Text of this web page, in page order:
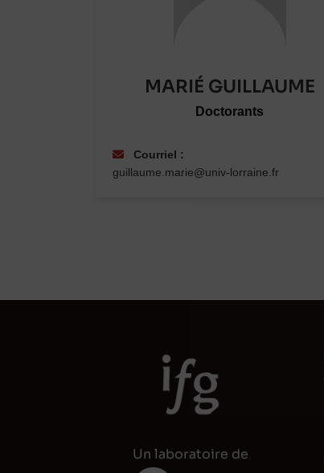
MARIÉ GUILLAUME
Doctorants
Courriel :
guillaume.marie@univ-lorraine.fr
Un laboratoire de